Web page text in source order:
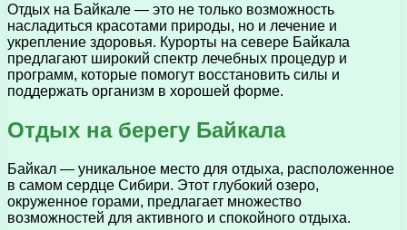
Отдых на Байкале — это не только возможность
насладиться красотами природы, но и лечение и
укрепление здоровья. Курорты на севере Байкала
предлагают широкий спектр лечебных процедур и
программ, которые помогут восстановить силы и
поддержать организм в хорошей форме.
Отдых на берегу Байкала
Байкал — уникальное место для отдыха, расположенное
в самом сердце Сибири. Этот глубокий озеро,
окруженное горами, предлагает множество
возможностей для активного и спокойного отдыха.